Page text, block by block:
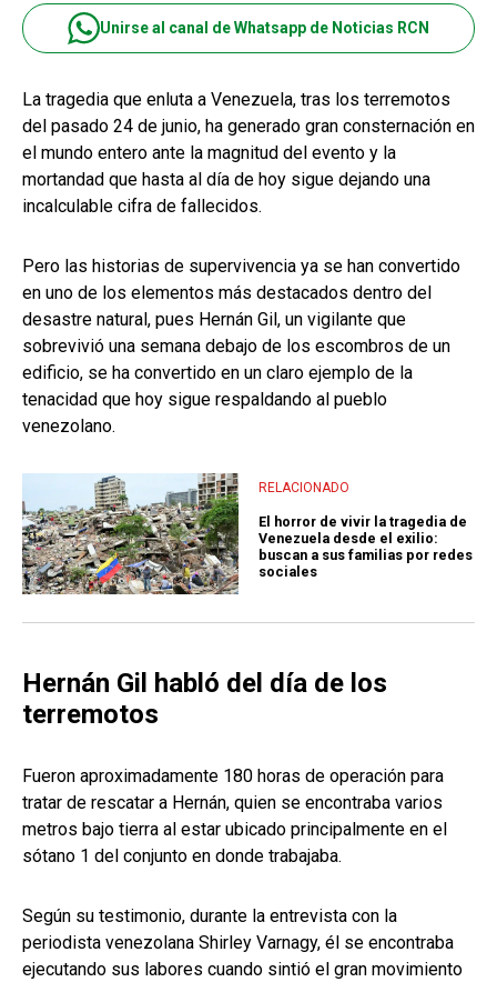
Unirse al canal de Whatsapp de Noticias RCN
La tragedia que enluta a Venezuela, tras los terremotos
del pasado 24 de junio, ha generado gran consternación en
el mundo entero ante la magnitud del evento y la
mortandad que hasta al día de hoy sigue dejando una
incalculable cifra de fallecidos.
Pero las historias de supervivencia ya se han convertido
en uno de los elementos más destacados dentro del
desastre natural, pues Hernán Gil, un vigilante que
sobrevivió una semana debajo de los escombros de un
edificio, se ha convertido en un claro ejemplo de la
tenacidad que hoy sigue respaldando al pueblo
venezolano.
RELACIONADO
El horror de vivir la tragedia de
Venezuela desde el exilio:
buscan a sus familias por redes
sociales
Hernán Gil habló del día de los
terremotos
Fueron aproximadamente 180 horas de operación para
tratar de rescatar a Hernán, quien se encontraba varios
metros bajo tierra al estar ubicado principalmente en el
sótano 1 del conjunto en donde trabajaba.
Según su testimonio, durante la entrevista con la
periodista venezolana Shirley Varnagy, él se encontraba
ejecutando sus labores cuando sintió el gran movimiento